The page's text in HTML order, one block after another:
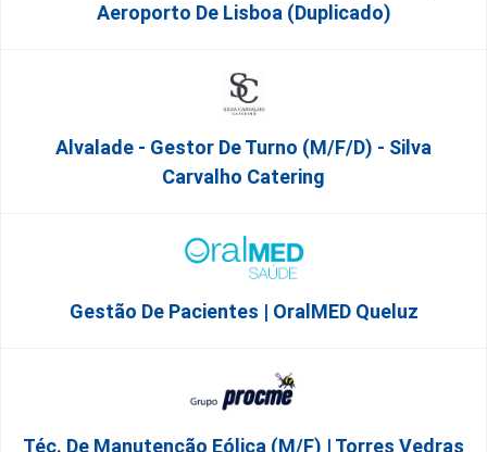
Aeroporto De Lisboa (Duplicado)
Alvalade - Gestor De Turno (m/f/d) - Silva
Carvalho Catering
Gestão De Pacientes | OralMED Queluz
Téc. De Manutenção Eólica (m/f) | Torres Vedras